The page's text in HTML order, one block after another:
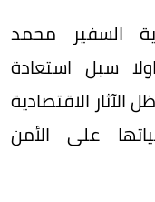
السفير محمد
سبل استعادة
الاقتصادية
على الأمن